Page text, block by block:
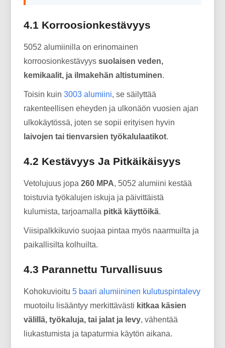
4.1 Korroosionkestävyys
5052 alumiinilla on erinomainen
korroosionkestävyyssuolaisen veden,
kemikaalit, ja ilmakehän altistuminen.
Toisin kuin3003 alumiini, se säilyttää
rakenteellisen eheyden ja ulkonäön vuosien ajan
ulkokäytössä, joten se sopii erityisen hyvin
laivojen tai tienvarsien työkalulaatikot.
4.2 Kestävyys Ja Pitkäikäisyys
Vetolujuus jopa260 MPA, 5052 alumiini kestää
toistuvia työkalujen iskuja ja päivittäistä
kulumista, tarjoamalla pitkä käyttöikä.
Viisipalkkikuvio suojaa pintaa myös naarmuilta ja
paikallisilta kolhuilta.
4.3 Parannettu Turvallisuus
Kohokuvioitu5 baari alumiininen kulutuspintalevy
muotoilu lisääntyy merkittävästi kitkaa käsien
välillä, työkaluja, tai jalat ja levy, vähentää
liukastumista ja tapaturmia käytön aikana.